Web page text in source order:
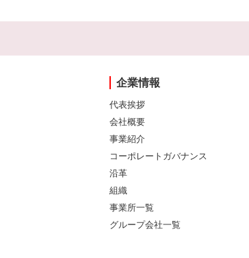
企業情報
代表挨拶
会社概要
事業紹介
コーポレートガバナンス
沿革
組織
事業所一覧
グループ会社一覧